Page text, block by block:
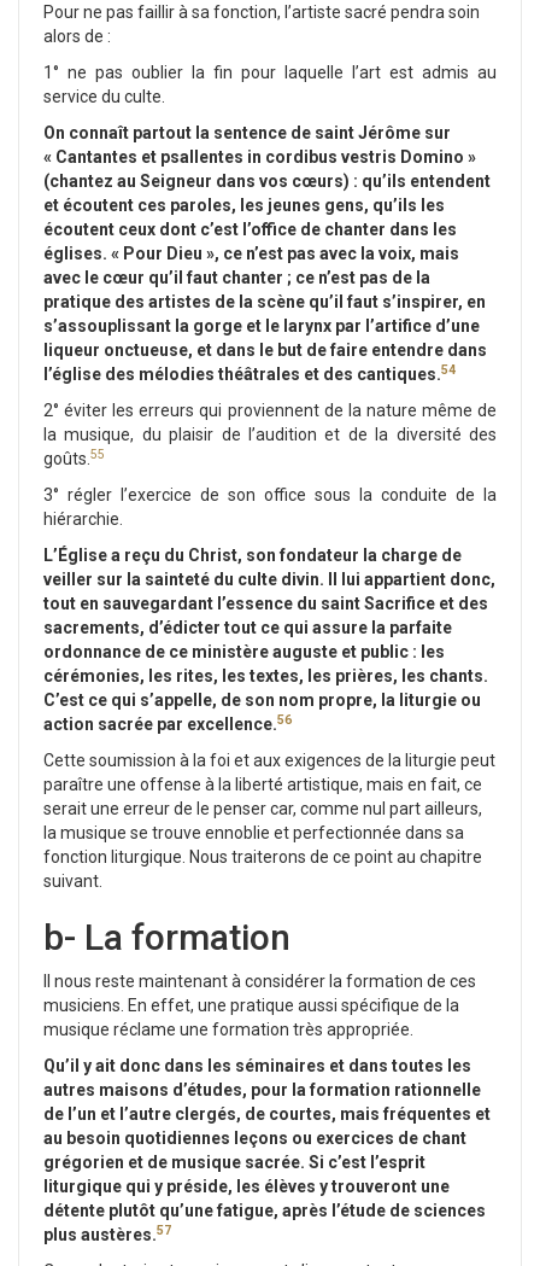
Pour ne pas faillir à sa fonction, l’artiste sacré pendra soin
alors de :
1° ne pas oublier la fin pour laquelle l’art est admis au
service du culte.
On connaît partout la sentence de saint Jérôme sur
« Cantantes et psallentes in cordibus vestris Domino »
(chantez au Seigneur dans vos cœurs) : qu’ils entendent
et écoutent ces paroles, les jeunes gens, qu’ils les
écoutent ceux dont c’est l’office de chanter dans les
églises. « Pour Dieu », ce n’est pas avec la voix, mais
avec le cœur qu’il faut chanter ; ce n’est pas de la
pratique des artistes de la scène qu’il faut s’inspirer, en
s’assouplissant la gorge et le larynx par l’artifice d’une
liqueur onctueuse, et dans le but de faire entendre dans
l’église des mélodies théâtrales et des cantiques.54
2° éviter les erreurs qui proviennent de la nature même de
la musique, du plaisir de l’audition et de la diversité des
goûts. 55
3° régler l’exercice de son office sous la conduite de la
hiérarchie.
L’Église a reçu du Christ, son fondateur la charge de
veiller sur la sainteté du culte divin. Il lui appartient donc,
tout en sauvegardant l’essence du saint Sacrifice et des
sacrements, d’édicter tout ce qui assure la parfaite
ordonnance de ce ministère auguste et public : les
cérémonies, les rites, les textes, les prières, les chants.
C’est ce qui s’appelle, de son nom propre, la liturgie ou
action sacrée par excellence.56
Cette soumission à la foi et aux exigences de la liturgie peut
paraître une offense à la liberté artistique, mais en fait, ce
serait une erreur de le penser car, comme nul part ailleurs,
la musique se trouve ennoblie et perfectionnée dans sa
fonction liturgique. Nous traiterons de ce point au chapitre
suivant.
b- La formation
Il nous reste maintenant à considérer la formation de ces
musiciens. En effet, une pratique aussi spécifique de la
musique réclame une formation très appropriée.
Qu’il y ait donc dans les séminaires et dans toutes les
autres maisons d’études, pour la formation rationnelle
de l’un et l’autre clergés, de courtes, mais fréquentes et
au besoin quotidiennes leçons ou exercices de chant
grégorien et de musique sacrée. Si c’est l’esprit
liturgique qui y préside, les élèves y trouveront une
détente plutôt qu’une fatigue, après l’étude de sciences
plus austères.57